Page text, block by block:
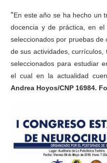
“En este año se ha hecho un
docencia y de práctica, en
seleccionados por pruebas de
de sus actividades, currículos,
seleccionados para estudiar
el cual en la actualidad
Andrea Hoyos/CNP 16984.